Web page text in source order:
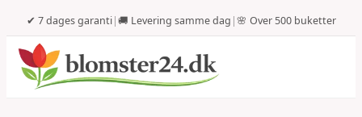
✔ 7 dages garanti|🚚 Levering samme dag |🌸 Over 500 buketter